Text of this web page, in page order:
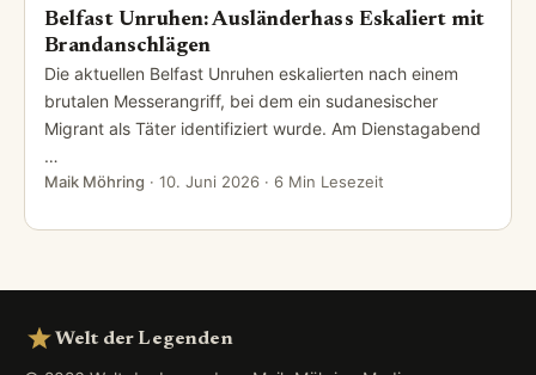
Belfast Unruhen: Ausländerhass Eskaliert mit
Brandanschlägen
Die aktuellen Belfast Unruhen eskalierten nach einem
brutalen Messerangriff, bei dem ein sudanesischer
Migrant als Täter identifiziert wurde. Am Dienstagabend
…
Maik Möhring · 10. Juni 2026 · 6 Min Lesezeit
Welt der Legenden